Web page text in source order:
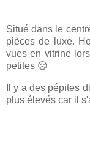
Situé dans le
pièces de luxe.
vues en vitrine
petites 😥
Il y a des pépites
plus élevés car il